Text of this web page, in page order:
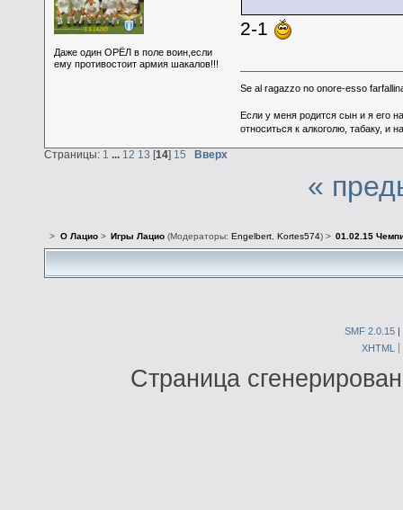
Даже один ОРЁЛ в поле воин,если
ему противостоит армия шакалов!!!
2-1
Se al ragazzo no onore-esso
Если у меня родится сын и я его
относиться к алкоголю, табаку, и
Страницы: 1 ... 12 13 [14] 15 Вверх
«
> О Лацио> Игры Лацио(Модераторы: Engelbert, Kortes574) > 01.02.15
SMF 2.0.15 |
XHTML
Страница